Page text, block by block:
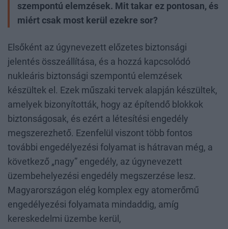
szempontú elemzések. Mit takar ez pontosan, és
miért csak most kerül ezekre sor?
Elsőként az úgynevezett előzetes biztonsági
jelentés összeállítása, és a hozzá kapcsolódó
nukleáris biztonsági szempontú elemzések
készültek el. Ezek műszaki tervek alapján készültek,
amelyek bizonyították, hogy az építendő blokkok
biztonságosak, és ezért a létesítési engedély
megszerezhető. Ezenfelül viszont több fontos
további engedélyezési folyamat is hátravan még, a
következő „nagy” engedély, az úgynevezett
üzembehelyezési engedély megszerzése lesz.
Magyarországon elég komplex egy atomerőmű
engedélyezési folyamata mindaddig, amíg
kereskedelmi üzembe kerül,